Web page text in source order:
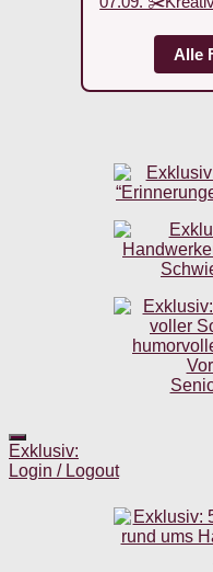
Alle
Exklusiv:
Login / Logout